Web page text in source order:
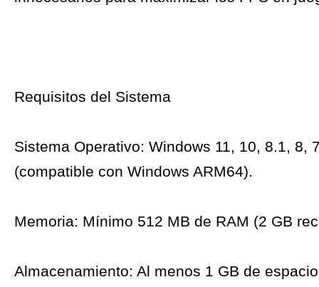
Requisitos del Sistema
Sistema Operativo: Windows 11, 10, 8.1, 8,
(compatible con Windows ARM64).
Memoria: Mínimo 512 MB de RAM (2 GB
Almacenamiento: Al menos 1 GB de